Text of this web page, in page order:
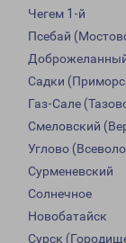
Чегем 1-й
Псебай
Садки
Газ-Сале
Смеловский
Углово
Сурменевский
Солнечное
Новобатайск
Сурск